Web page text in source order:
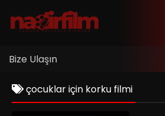
Bize Ulaşın
çocuklar için korku filmi